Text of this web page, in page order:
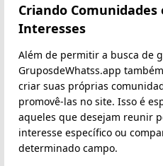
Criando
Interesses
Além de permitir a busca de
GruposdeWhatss.app
criar suas próprias
promovê-las no site. Isso é
aqueles que desejam reunir
interesse específico ou
determinado campo.